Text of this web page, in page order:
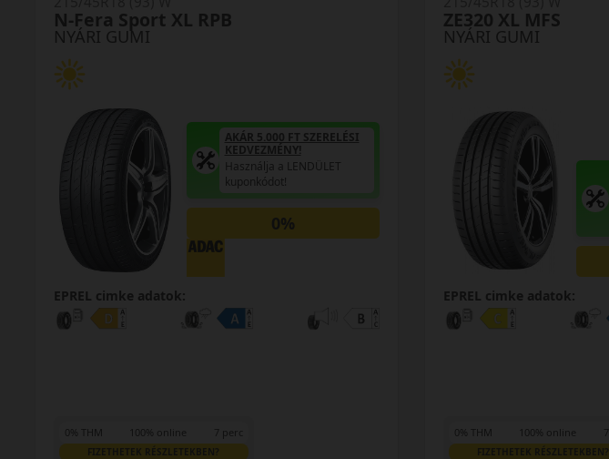
NYÁRI GUMI
N-Fera Sport XL RPB
AKÁR 5.000 FT SZERELÉSI
KEDVEZMÉNY!
Használja a LENDÜLET
kuponkódot!
0%
EPREL cimke adatok:
0% THM 100% online 7 perc
FIZETHETEK RÉSZLETEKBEN?
NYÁRI GUMI
ZE320 XL MFS
EPREL cimke adatok:
0% THM 100% online
FIZETHETEK RÉSZLETEKBEN?